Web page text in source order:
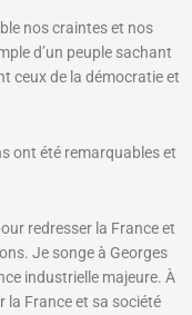
nos craintes et nos
d’un peuple sachant
ceux de la démocratie et
ont été remarquables et
redresser la France et
Je songe à Georges
industrielle majeure. À
la France et sa société